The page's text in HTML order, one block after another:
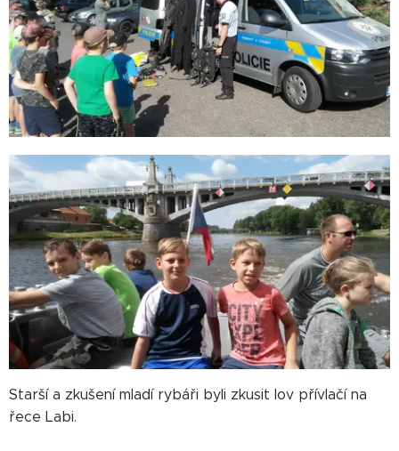
Starší a zkušení mladí rybáři byli zkusit lov přívlačí na
řece Labi.